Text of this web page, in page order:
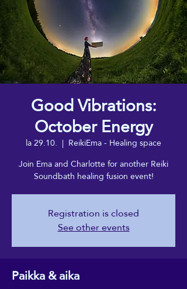
Good Vibrations:
October Energy
la 29.10.
  |
ReikiEma - Healing space
Join Ema and Charlotte for another Reiki
Soundbath healing fusion event!
Registration is closed
See other events
Paikka & aika